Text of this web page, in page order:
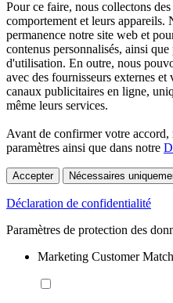
Pour ce faire, nous collectons
comportement et leurs appareils.
permanence notre site web et
contenus personnalisés, ainsi
d'utilisation. En outre, nous
avec des fournisseurs externes
canaux publicitaires en ligne,
même leurs services.
Avant de confirmer votre accord,
paramètres ainsi que dans notre
Accepter Nécessaires
Déclaration de confidentialité
Paramètres de protection des
Marketing Customer Match